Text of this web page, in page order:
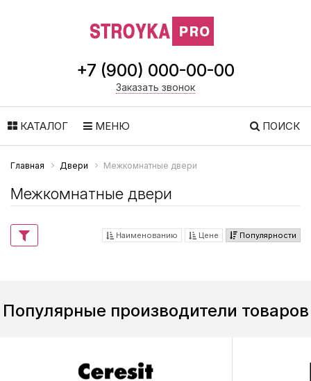
+7 (900) 000-00-00
Заказать звонок
КАТАЛОГ МЕНЮ ПОИСК
Главная Двери Межкомнатные двери
Межкомнатные двери
Наименованию Цене Популярности
Популярные производители товаров